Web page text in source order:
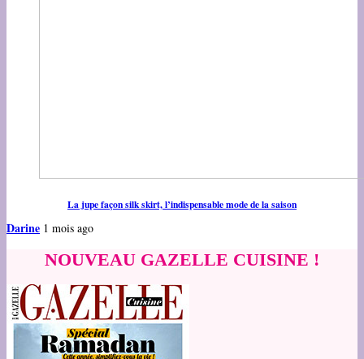
La jupe façon silk skirt, l’indispensable mode de la saison
Darine 1 mois ago
NOUVEAU GAZELLE CUISINE !